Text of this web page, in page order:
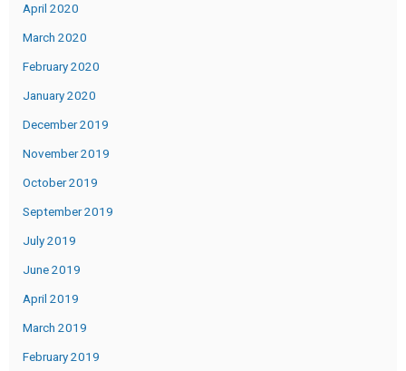
April 2020
March 2020
February 2020
January 2020
December 2019
November 2019
October 2019
September 2019
July 2019
June 2019
April 2019
March 2019
February 2019